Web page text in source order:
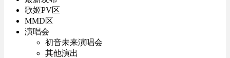
歌姬PV区
MMD区
演唱会
初音未来演唱会
其他演出